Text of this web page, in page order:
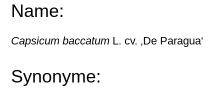
Name:
Capsicum baccatum L. cv. ‚De Paragua‘
Synonyme: